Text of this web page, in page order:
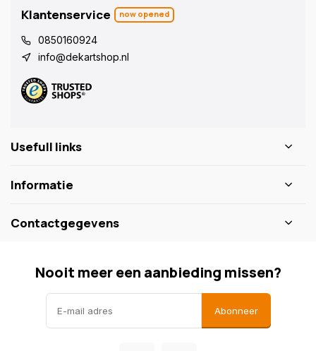
Klantenservice now opened
0850160924
info@dekartshop.nl
Usefull links
Informatie
Contactgegevens
Nooit meer een aanbieding missen?
Abonneer